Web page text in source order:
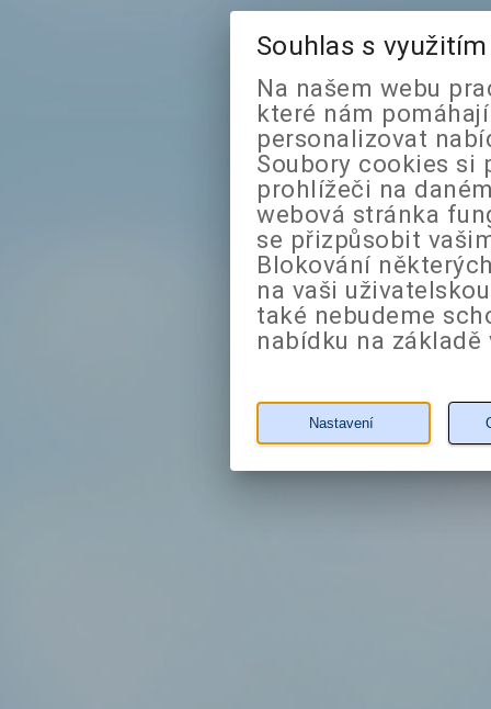
Souhlas s
Na našem webu
které nám
personalizovat
Soubory cookies si
prohlížeči na
webová stránka
se přizpůsobit
Blokování
na vaši
také nebudeme
nabídku na
Nastavení